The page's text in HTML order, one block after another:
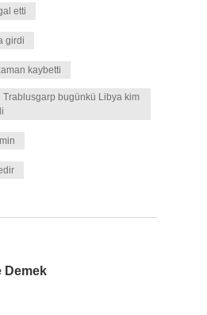
etti
girdi
kaybetti
Trablusgarp bugünkü Libya kim
Demek